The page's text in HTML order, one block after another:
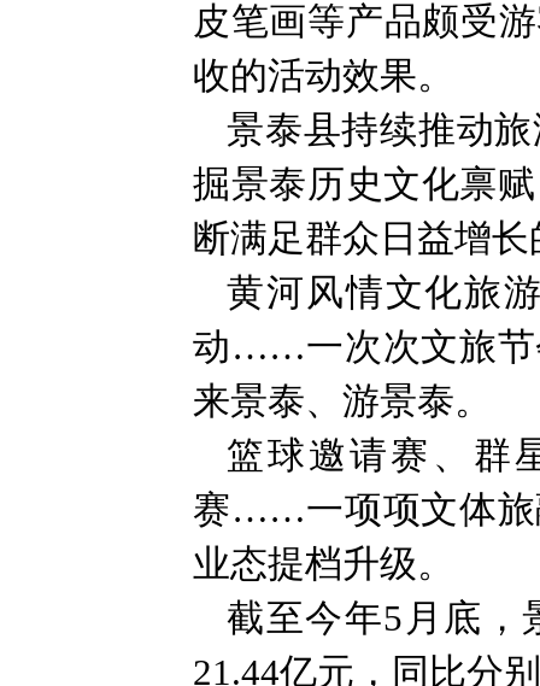
皮笔画等产品颇受
收的活动效果。
景泰县持续推动
掘景泰历史文化禀
断满足群众日益增
黄河风情文化旅
动……一次次文旅节
来景泰、游景泰。
篮球邀请赛、群
赛……一项项文体旅
业态提档升级。
截至今年5月底，
21.44亿元，同比分